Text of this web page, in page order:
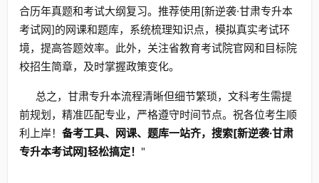
合历年真题和考试大纲复习。推荐使用[新逆袭·甘肃专升本
考试网]的网课和题库，系统梳理知识点，模拟真实考试环
境，提高答题效率。此外，关注省教育考试院官网和目标院
校招生简章，及时掌握政策变化。
总之，甘肃专升本流程清晰但细节繁琐，文科考生需提
前规划，精准匹配专业，严格遵守时间节点。祝各位考生顺
利上岸！ 备考工具、网课、题库一站齐，搜索[新逆袭·甘肃
专升本考试网]轻松搞定！ "